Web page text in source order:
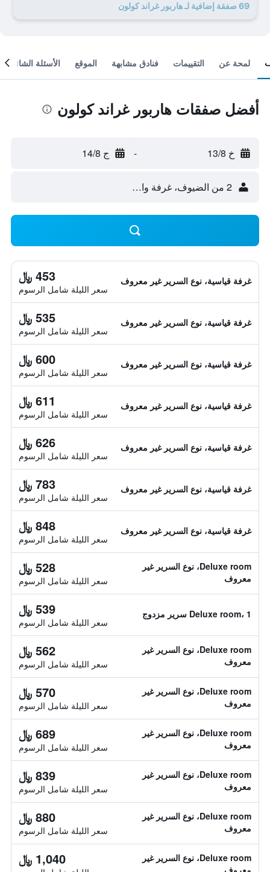
69 صفقة إضافية لـ هاربور غراند كولون
لمحة عن التقييمات فنادق مشابهة الموقع الأسئلة الشائعة
أفضل صفقات هاربور غراند كولون
خ 13/8 - ج 14/8
2 من الضيوف، غرفة واحدة
غرفة قياسية، نوع السرير غير معروف 453 ﷼
سعر الليلة شامل الرسوم
غرفة قياسية، نوع السرير غير معروف 535 ﷼
سعر الليلة شامل الرسوم
غرفة قياسية، نوع السرير غير معروف 600 ﷼
سعر الليلة شامل الرسوم
غرفة قياسية، نوع السرير غير معروف 611 ﷼
سعر الليلة شامل الرسوم
غرفة قياسية، نوع السرير غير معروف 626 ﷼
سعر الليلة شامل الرسوم
غرفة قياسية، نوع السرير غير معروف 783 ﷼
سعر الليلة شامل الرسوم
غرفة قياسية، نوع السرير غير معروف 848 ﷼
سعر الليلة شامل الرسوم
Deluxe room، نوع السرير غير
معروف
528 ﷼
سعر الليلة شامل الرسوم
Deluxe room، 1 سرير مزدوج 539 ﷼
سعر الليلة شامل الرسوم
Deluxe room، نوع السرير غير
معروف
562 ﷼
سعر الليلة شامل الرسوم
Deluxe room، نوع السرير غير
معروف
570 ﷼
سعر الليلة شامل الرسوم
Deluxe room، نوع السرير غير
معروف
689 ﷼
سعر الليلة شامل الرسوم
Deluxe room، نوع السرير غير
معروف
839 ﷼
سعر الليلة شامل الرسوم
Deluxe room، نوع السرير غير
معروف
880 ﷼
سعر الليلة شامل الرسوم
Deluxe room، نوع السرير غير
معروف
1,040 ﷼